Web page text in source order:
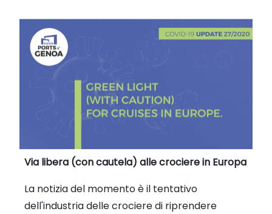
Via libera (con cautela) alle crociere in Europa
La notizia del momento è il tentativo
dell'industria delle crociere di riprendere